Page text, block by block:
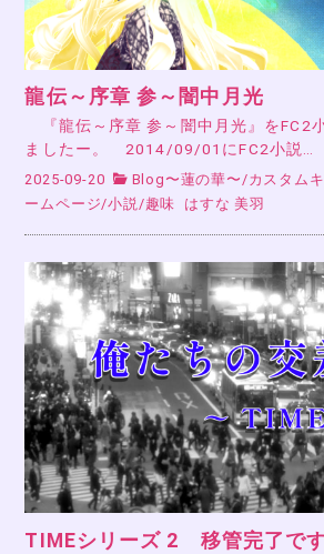
龍伝～序章 参～闇中月光
『龍伝～序章 参～闇中月光』をFC2
ましたー。 2014/09/01にFC2小説…
2025-09-20 Blog〜蓮の華〜/カスタム
ームページ/小説/趣味 はすな 美羽
TIMEシリーズ 2 移管完了です